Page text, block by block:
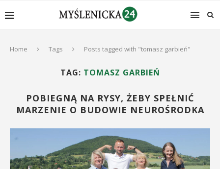
Home Tags Posts tagged with "tomasz garbień"
TAG: TOMASZ GARBIEŃ
POBIEGNĄ NA RYSY, ŻEBY SPEŁNIĆ
MARZENIE O BUDOWIE NEUROŚRODKA